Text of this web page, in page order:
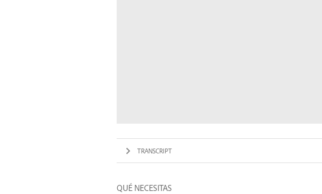
TRANSCRIPT
QUÉ NECESITAS